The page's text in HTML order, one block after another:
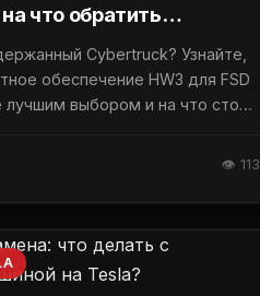
что обратить
Cybertruck? Узнайте,
обеспечение HW3 для FSD
выбором и на что стоит
👁 113